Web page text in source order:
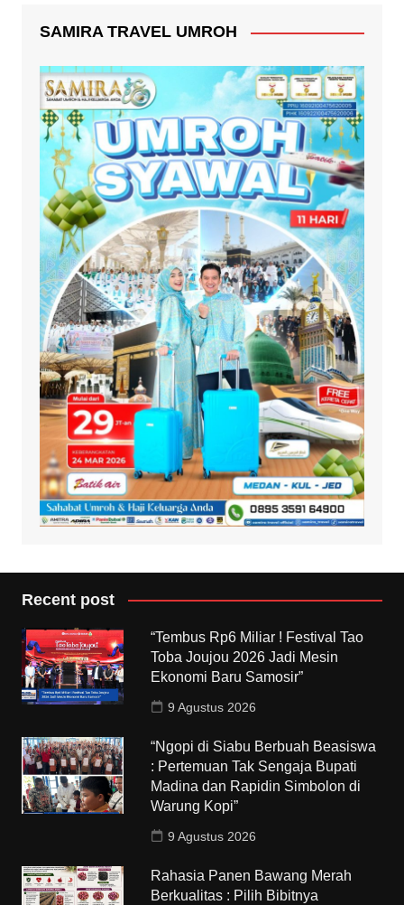
SAMIRA TRAVEL UMROH
Recent post
“Tembus Rp6 Miliar ! Festival Tao
Toba Joujou 2026 Jadi Mesin
Ekonomi Baru Samosir”
9 Agustus 2026
“Ngopi di Siabu Berbuah Beasiswa
: Pertemuan Tak Sengaja Bupati
Madina dan Rapidin Simbolon di
Warung Kopi”
9 Agustus 2026
Rahasia Panen Bawang Merah
Berkualitas : Pilih Bibitnya